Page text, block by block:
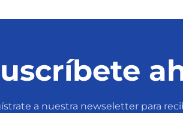
a nuestra newseletter para